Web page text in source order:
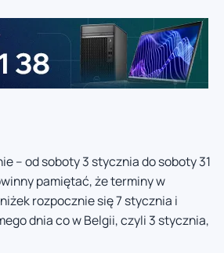
– od soboty 3 stycznia do soboty 31
pamiętać, że terminy w
rozpocznie się 7 stycznia i
dnia co w Belgii, czyli 3 stycznia,